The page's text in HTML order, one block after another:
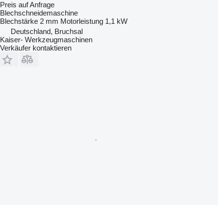
Preis auf Anfrage
Blechschneidemaschine
Blechstärke 2 mm Motorleistung 1,1 kW
Deutschland, Bruchsal
Kaiser- Werkzeugmaschinen
Verkäufer kontaktieren